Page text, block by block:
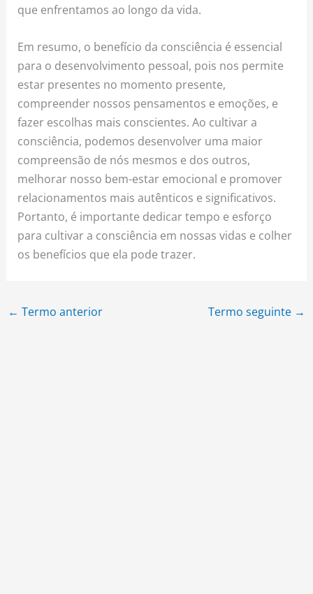
que enfrentamos ao longo da vida.
Em resumo, o benefício da consciência é essencial
para o desenvolvimento pessoal, pois nos permite
estar presentes no momento presente,
compreender nossos pensamentos e emoções, e
fazer escolhas mais conscientes. Ao cultivar a
consciência, podemos desenvolver uma maior
compreensão de nós mesmos e dos outros,
melhorar nosso bem-estar emocional e promover
relacionamentos mais autênticos e significativos.
Portanto, é importante dedicar tempo e esforço
para cultivar a consciência em nossas vidas e colher
os benefícios que ela pode trazer.
← Termo anterior Termo seguinte →